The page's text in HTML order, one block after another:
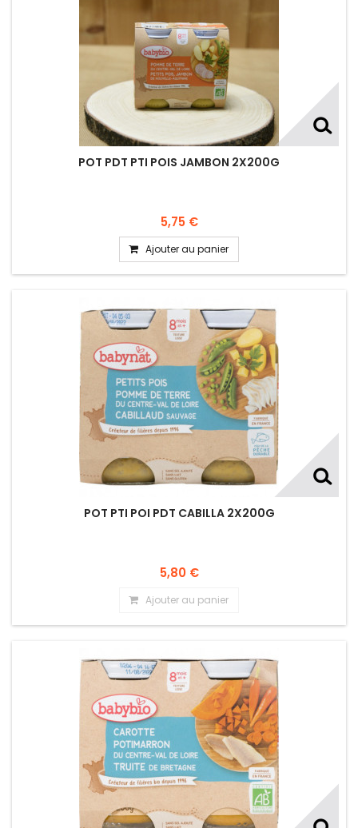
POT PDT PTI POIS JAMBON 2X200G
5,75 €
Ajouter au panier
POT PTI POI PDT CABILLA 2X200G
5,80 €
Ajouter au panier